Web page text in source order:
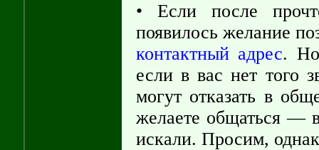
• Если после
появилось желание
контактный адрес.
если в вас нет того
могут отказать в
желаете общаться —
искали. Просим,